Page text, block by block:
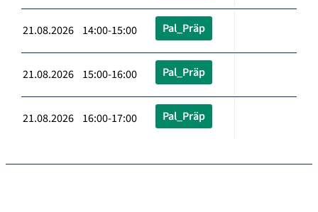
21.08.2026 14:00-15:00 Pal_Präp
21.08.2026 15:00-16:00 Pal_Präp
21.08.2026 16:00-17:00 Pal_Präp